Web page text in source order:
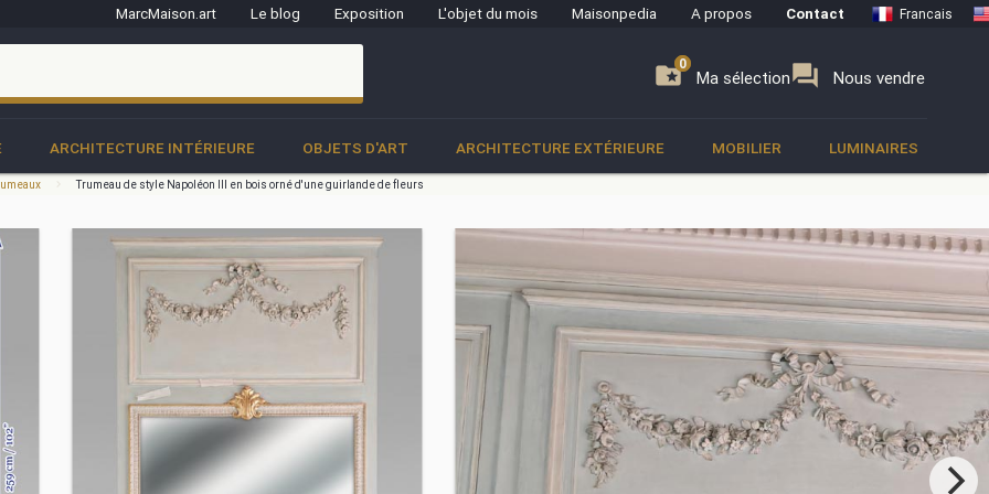
MarcMaison.art Le blog Exposition L'objet du mois Maisonpedia A propos Contact Francais
folder_special Ma sélection
0 forum Nous vendre
0
ARCHITECTURE INTÉRIEURE OBJETS D'ART ARCHITECTURE EXTÉRIEURE MOBILIER LUMINAIRES
Trumeau de style Napoléon III en bois orné d'une guirlande de fleurs